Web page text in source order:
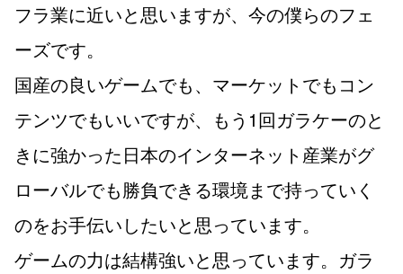
フラ業に近いと思いますが、今の僕らのフェ
ーズです。
国産の良いゲームでも、マーケットでもコン
テンツでもいいですが、もう1回ガラケーのと
きに強かった日本のインターネット産業がグ
ローバルでも勝負できる環境まで持っていく
のをお手伝いしたいと思っています。
ゲームの力は結構強いと思っています。ガラ